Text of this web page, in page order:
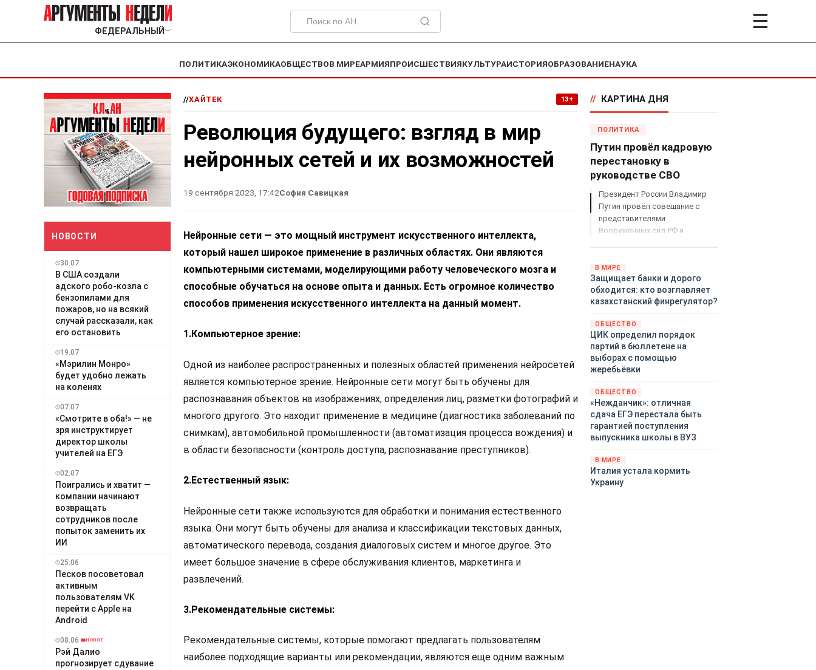
ФЕДЕРАЛЬНЫЙ ﹀ ☰
ПОЛИТИКАЭКОНОМИКАОБЩЕСТВОВ МИРЕАРМИЯПРОИСШЕСТВИЯКУЛЬТУРАИСТОРИЯОБРАЗОВАНИЕНАУКА
НОВОСТИ
30.07
В США создали
адского робо-козла с
бензопилами для
пожаров, но на всякий
случай рассказали, как
его остановить
19.07
«Мэрилин Монро»
будет удобно лежать
на коленях
07.07
«Смотрите в оба!» — не
зря инструктирует
директор школы
учителей на ЕГЭ
02.07
Поигрались и хватит —
компании начинают
возвращать
сотрудников после
попыток заменить их
ИИ
25.06
Песков посоветовал
активным
пользователям VK
перейти с Apple на
Android
08.06 НОВОЕ
Рэй Далио
прогнозирует сдувание
//ХАЙТЕК 13+
Революция будущего: взгляд в мир
нейронных сетей и их возможностей
19 сентября 2023, 17:42София Савицкая
Нейронные сети — это мощный инструмент искусственного интеллекта,
который нашел широкое применение в различных областях. Они являются
компьютерными системами, моделирующими работу человеческого мозга и
способные обучаться на основе опыта и данных. Есть огромное количество
способов применения искусственного интеллекта на данный момент.
1.Компьютерное зрение:
Одной из наиболее распространенных и полезных областей применения нейросетей
является компьютерное зрение. Нейронные сети могут быть обучены для
распознавания объектов на изображениях, определения лиц, разметки фотографий и
многого другого. Это находит применение в медицине (диагностика заболеваний по
снимкам), автомобильной промышленности (автоматизация процесса вождения) и
в области безопасности (контроль доступа, распознавание преступников).
2.Естественный язык:
Нейронные сети также используются для обработки и понимания естественного
языка. Они могут быть обучены для анализа и классификации текстовых данных,
автоматического перевода, создания диалоговых систем и многое другое. Это
имеет большое значение в сфере обслуживания клиентов, маркетинга и
развлечений.
3.Рекомендательные системы:
Рекомендательные системы, которые помогают предлагать пользователям
наиболее подходящие варианты или рекомендации, являются еще одним важным
// КАРТИНА ДНЯ
ПОЛИТИКА
Путин провёл кадровую
перестановку в
руководстве СВО
Президент России Владимир
Путин провёл совещание с
представителями
Вооружённых сил РФ и
руководстве спецоперацией.
В МИРЕ
Защищает банки и дорого
обходится: кто возглавляет
казахстанский финрегулятор?
ОБЩЕСТВО
ЦИК определил порядок
партий в бюллетене на
выборах с помощью
жеребьёвки
ОБЩЕСТВО
«Нежданчик»: отличная
сдача ЕГЭ перестала быть
гарантией поступления
выпускника школы в ВУЗ
В МИРЕ
Италия устала кормить
Украину